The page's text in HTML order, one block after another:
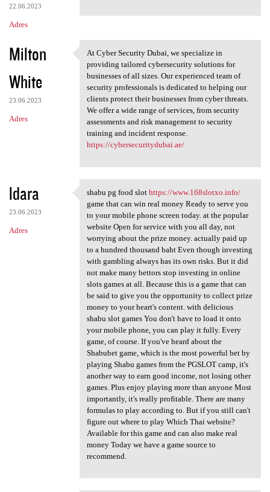
22.06.2023
Adres
Milton
White
23.06.2023
Adres
At Cyber Security Dubai, we
At Cyber Security Dubai, we specialize in
providing tailored cybersecurity solutions for
businesses of all sizes. Our experienced team of
security professionals is dedicated to helping our
clients protect their businesses from cyber threats.
We offer a wide range of services, from security
assessments and risk management to security
training and incident response.
https://cybersecuritydubai.ae/
ldara
23.06.2023
Adres
shabu pg food slot https:/
shabu pg food slot https://www.168slotxo.info/
game that can win real money Ready to serve you
to your mobile phone screen today. at the popular
website Open for service with you all day, not
worrying about the prize money. actually paid up
to a hundred thousand baht Even though investing
with gambling always has its own risks. But it did
not make many bettors stop investing in online
slots games at all. Because this is a game that can
be said to give you the opportunity to collect prize
money to your heart's content. with delicious
shabu slot games You don't have to load it onto
your mobile phone, you can play it fully. Every
game, of course. If you've heard about the
Shabubet game, which is the most powerful bet by
playing Shabu games from the PGSLOT camp, it's
another way to earn good income, not losing other
games. Plus enjoy playing more than anyone Most
importantly, it's really profitable. There are many
formulas to play according to. But if you still can't
figure out where to play Which Thai website?
Available for this game and can also make real
money Today we have a game source to
recommend.